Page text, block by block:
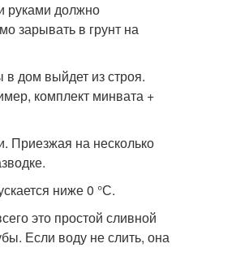
руками должно
зарывать в грунт на
дом выйдет из строя.
комплект минвата +
Приезжая на несколько
ниже 0 °С.
это простой сливной
Если воду не слить, она